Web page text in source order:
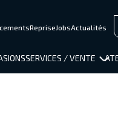
RepriseJobsActualités
SERVICES / VENTE